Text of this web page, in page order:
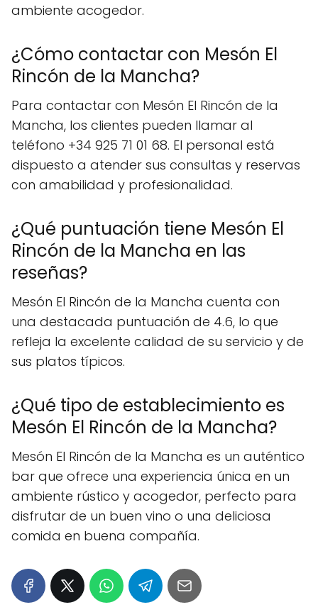
ambiente acogedor.
¿Cómo contactar con Mesón El
Rincón de la Mancha?
Para contactar con Mesón El Rincón de la
Mancha, los clientes pueden llamar al
teléfono +34 925 71 01 68. El personal está
dispuesto a atender sus consultas y reservas
con amabilidad y profesionalidad.
¿Qué puntuación tiene Mesón El
Rincón de la Mancha en las
reseñas?
Mesón El Rincón de la Mancha cuenta con
una destacada puntuación de 4.6, lo que
refleja la excelente calidad de su servicio y de
sus platos típicos.
¿Qué tipo de establecimiento es
Mesón El Rincón de la Mancha?
Mesón El Rincón de la Mancha es un auténtico
bar que ofrece una experiencia única en un
ambiente rústico y acogedor, perfecto para
disfrutar de un buen vino o una deliciosa
comida en buena compañía.